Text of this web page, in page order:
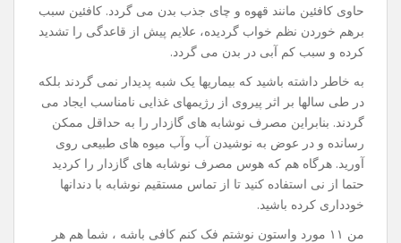
حاوی کافئین مانند قهوه و چای جذب بدن می گردد. کافئین سبب
برهم خوردن نظم خواب گردیده، علایم پیش از قاعدگی را تشدید
کرده و سبب کم آبی در بدن می گردد.
به خاطر داشته باشید که بیماریها یک شبه پدیدار نمی گردند بلکه
در طی سالها بر اثر پیروی از رژیمهای غذایی نامناسب ایجاد می
گردند. بنابراین مصرف نوشابه های گازدار را به حداقل ممکن
رسانده و در عوض به نوشیدن آب وآب میوه های طبیعی روی
آورید. هرگاه هم که هوس مصرف نوشابه های گازدار را کردید
حتما از نی استفاده کنید تا از تماس مستقیم نوشابه با دندانها
خودداری کرده باشید.
من ۱۱ مورد واستون نوشتم فک کنم کافی باشه ، شما هم هر